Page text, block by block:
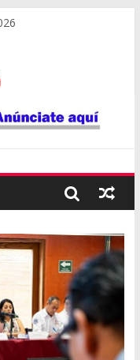
de Reforestación
el regreso a clases